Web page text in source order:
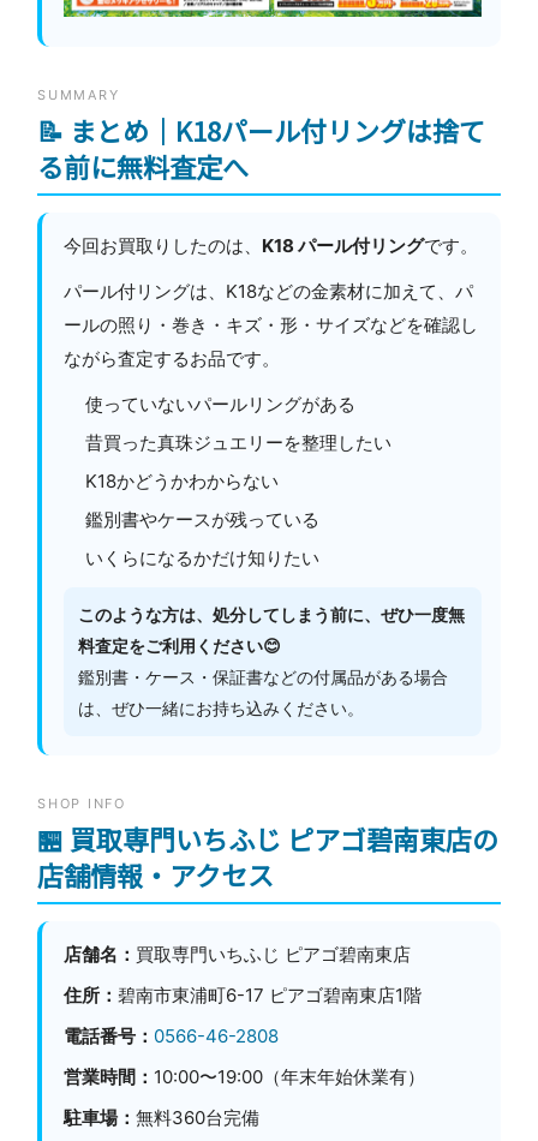
SUMMARY
📝 まとめ｜K18パール付リングは捨て
る前に無料査定へ
今回お買取りしたのは、 K18 パール付リングです。
パール付リングは、K18などの金素材に加えて、パ
ールの照り・巻き・キズ・形・サイズなどを確認し
ながら査定するお品です。
使っていないパールリングがある
昔買った真珠ジュエリーを整理したい
K18かどうかわからない
鑑別書やケースが残っている
いくらになるかだけ知りたい
このような方は、処分してしまう前に、ぜひ一度無
料査定をご利用ください😊
鑑別書・ケース・保証書などの付属品がある場合
は、ぜひ一緒にお持ち込みください。
SHOP INFO
🏪 買取専門いちふじ ピアゴ碧南東店の
店舗情報・アクセス
店舗名： 買取専門いちふじ ピアゴ碧南東店
住所： 碧南市東浦町6-17 ピアゴ碧南東店1階
電話番号： 0566-46-2808
営業時間： 10:00〜19:00（年末年始休業有）
駐車場： 無料360台完備